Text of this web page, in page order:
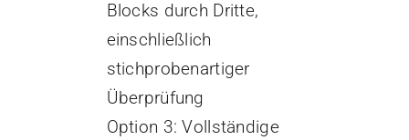
Blocks durch Dritte,
einschließlich
stichprobenartiger
Überprüfung
Option 3: Vollständige